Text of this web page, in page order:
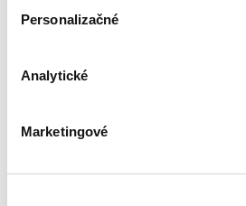
Personalizačné
Analytické
Marketingové
Novinky